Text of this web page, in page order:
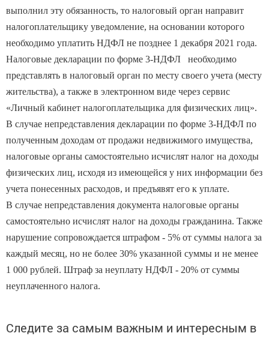
налогоплательщику уведомление, на основании которого
необходимо уплатить НДФЛ не позднее 1 декабря 2021 года.
Налоговые декларации по форме 3-НДФЛ необходимо
представлять в налоговый орган по месту своего учета (месту
жительства), а также в электронном виде через сервис
«Личный кабинет налогоплательщика для физических лиц».
В случае непредставления декларации по форме 3-НДФЛ по
полученным доходам от продажи недвижимого имущества,
налоговые органы самостоятельно исчислят налог на доходы
физических лиц, исходя из имеющейся у них информации без
учета понесенных расходов, и предъявят его к уплате.
В случае непредставления документа налоговые органы
самостоятельно исчислят налог на доходы гражданина. Также
нарушение сопровождается штрафом - 5% от суммы налога за
каждый месяц, но не более 30% указанной суммы и не менее
1 000 рублей. Штраф за неуплату НДФЛ - 20% от суммы
неуплаченного налога.
Telegram-каналеТатмедиа